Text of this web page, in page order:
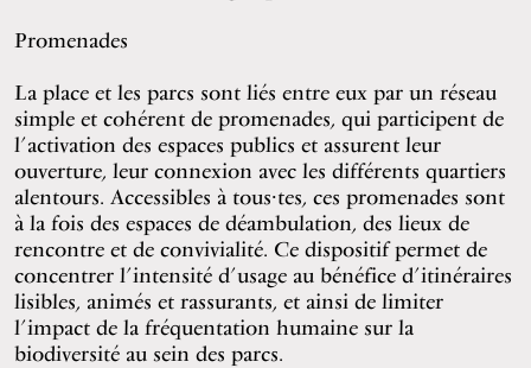
Promenades
La place et les parcs sont liés entre eux par un réseau
simple et cohérent de promenades, qui participent de
l’activation des espaces publics et assurent leur
ouverture, leur connexion avec les différents quartiers
alentours. Accessibles à tous∙tes, ces promenades sont
à la fois des espaces de déambulation, des lieux de
rencontre et de convivialité. Ce dispositif permet de
concentrer l’intensité d’usage au bénéfice d’itinéraires
lisibles, animés et rassurants, et ainsi de limiter
l’impact de la fréquentation humaine sur la
biodiversité au sein des parcs.